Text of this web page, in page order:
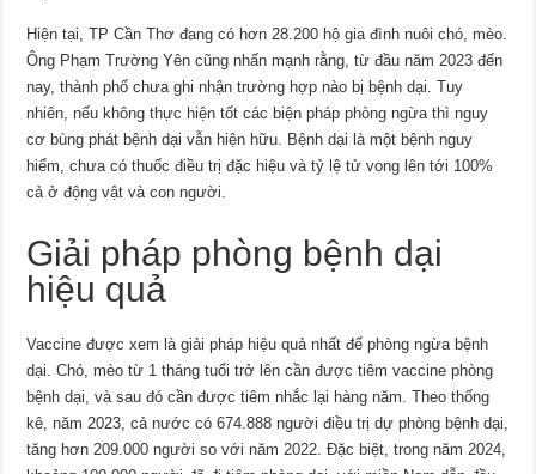
Hiện tại, TP Cần Thơ đang có hơn 28.200 hộ gia đình nuôi chó, mèo.
Ông Phạm Trường Yên cũng nhấn mạnh rằng, từ đầu năm 2023 đến
nay, thành phố chưa ghi nhận trường hợp nào bị bệnh dại. Tuy
nhiên, nếu không thực hiện tốt các biện pháp phòng ngừa thì nguy
cơ bùng phát bệnh dại vẫn hiện hữu. Bệnh dại là một bệnh nguy
hiểm, chưa có thuốc điều trị đặc hiệu và tỷ lệ tử vong lên tới 100%
cả ở động vật và con người.
Giải pháp phòng bệnh dại
hiệu quả
Vaccine được xem là giải pháp hiệu quả nhất để phòng ngừa bệnh
dại. Chó, mèo từ 1 tháng tuổi trở lên cần được tiêm vaccine phòng
bệnh dại, và sau đó cần được tiêm nhắc lại hàng năm. Theo thống
kê, năm 2023, cả nước có 674.888 người điều trị dự phòng bệnh dại,
tăng hơn 209.000 người so với năm 2022. Đặc biệt, trong năm 2024,